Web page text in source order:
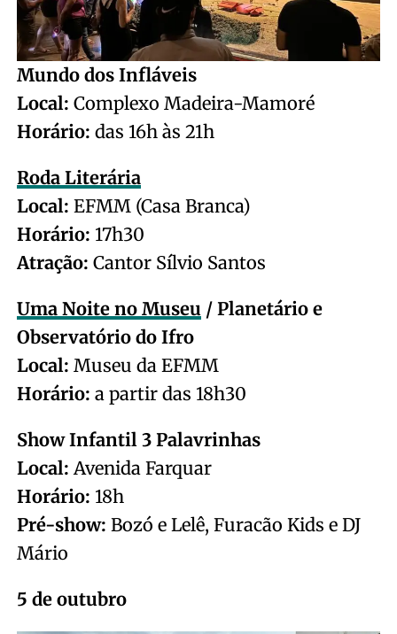
Mundo dos Infláveis
Local: Complexo Madeira-Mamoré
Horário: das 16h às 21h
Roda Literária
Local: EFMM (Casa Branca)
Horário: 17h30
Atração: Cantor Sílvio Santos
Uma Noite no Museu / Planetário e
Observatório do Ifro
Local: Museu da EFMM
Horário: a partir das 18h30
Show Infantil 3 Palavrinhas
Local: Avenida Farquar
Horário: 18h
Pré-show: Bozó e Lelê, Furacão Kids e DJ
Mário
5 de outubro